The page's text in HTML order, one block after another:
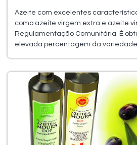
Azeite com excelentes
como azeite virgem extra e azeite
Regulamentação Comunitária. É
elevada percentagem da variedade